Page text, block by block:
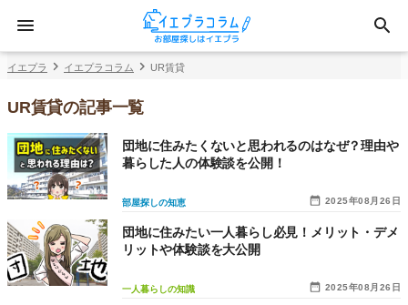
イエプラ イエプラコラム UR賃貸
UR賃貸の記事一覧
2025年08月26日
部屋探しの知恵
団地に住みたくないと思われるのはなぜ？理由や
暮らした人の体験談を公開！
2025年08月26日
一人暮らしの知識
団地に住みたい一人暮らし必見！メリット・デメ
リットや体験談を大公開